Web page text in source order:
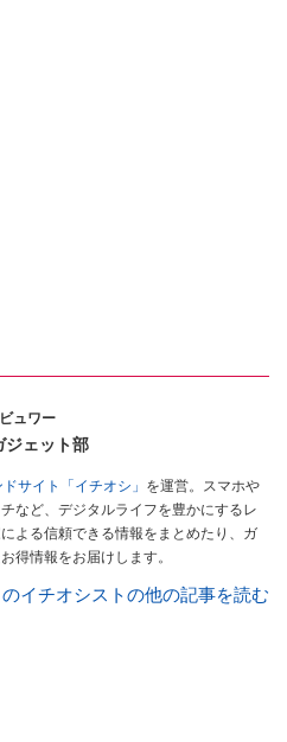
ュワー
ェット部
サイト「イチオシ」 を運営。スマホや
など、デジタルライフを豊かにするレ
よる信頼できる情報をまとめたり、ガ
得情報をお届けします。
のイチオシストの他の記事を読む